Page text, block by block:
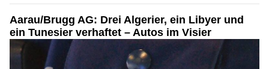
Aarau/Brugg AG: Drei Algerier, ein Libyer und
ein Tunesier verhaftet – Autos im Visier